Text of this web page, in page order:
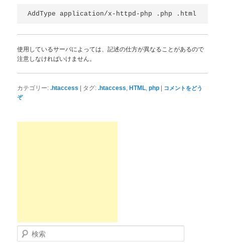
使用しているサーバによっては、記述の仕方が異なることがあるので
注意しなければいけません。
カテゴリー: .htaccess | タグ: .htaccess ,HTML ,php | コメントをどう
ぞ
検索